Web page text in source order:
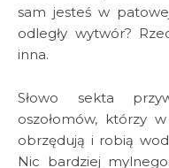
sam jesteś w
odległy wytwór?
inna.
Słowo sekta
oszołomów, którzy
obrzędują i robią
Nic bardziej